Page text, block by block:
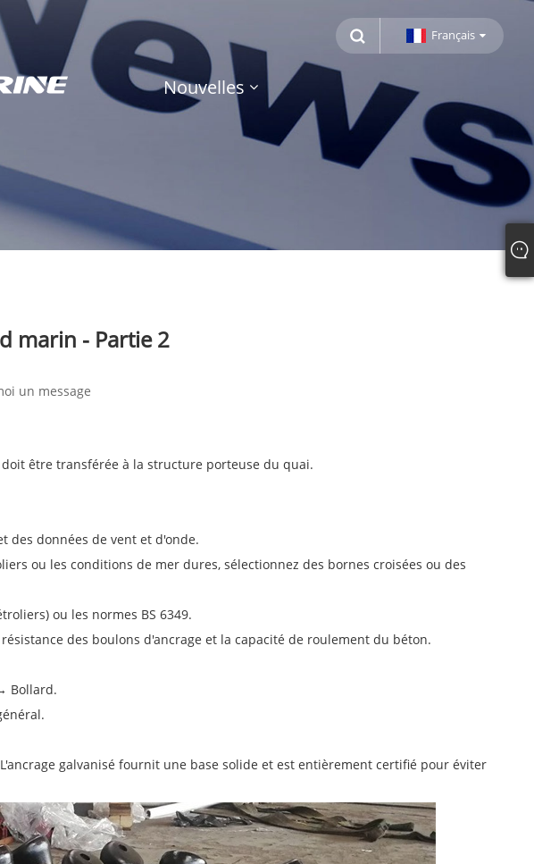
Français
Nouvelles
marin - Partie 2
un message
être transférée à la structure porteuse du quai.
des données de vent et d'onde.
ou les conditions de mer dures, sélectionnez des bornes croisées ou des
ou les normes BS 6349.
des boulons d'ancrage et la capacité de roulement du béton.
Bollard.
galvanisé fournit une base solide et est entièrement certifié pour éviter